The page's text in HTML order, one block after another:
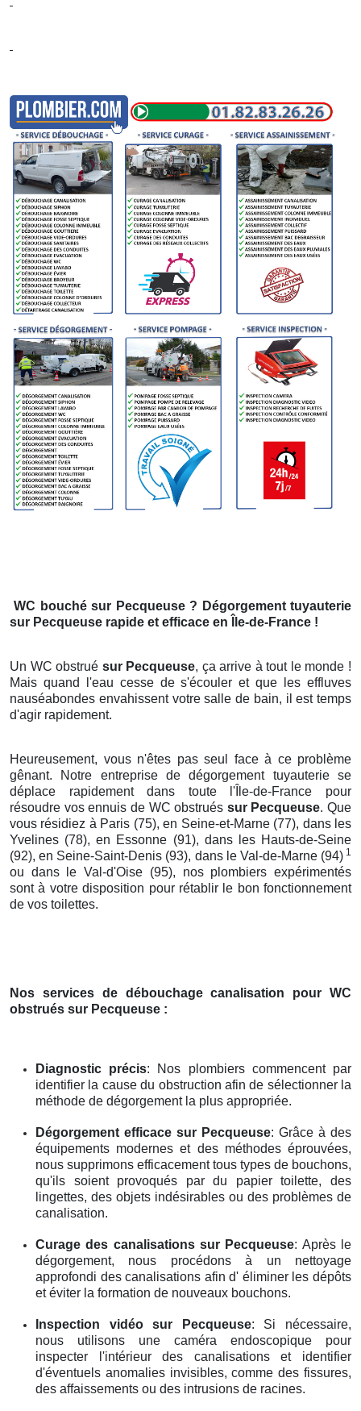
WC bouchésur Pecqueuse ? Dégorgement tuyauterie
sur Pecqueuse rapide et efficace en Île-de-France !
Un WC obstrué sur Pecqueuse, ça arrive à tout le monde !
Mais quand l'eau cesse de s'écouler et que les effluves
nauséabondes envahissent votre salle de bain, il est temps
d'agir rapidement.
Heureusement, vous n'êtes pas seul face à ce problème
gênant. Notre entreprise de dégorgement tuyauterie se
déplace rapidement dans toute l'Île-de-France pour
résoudre vos ennuis de WC obstrués sur Pecqueuse. Que
vous résidiez à Paris (75), en Seine-et-Marne (77), dans les
Yvelines (78), en Essonne (91), dans les Hauts-de-Seine
(92), en Seine-Saint-Denis (93), dans le Val-de-Marne (94)1
ou dans le Val-d'Oise (95), nos plombiers expérimentés
sont à votre disposition pour rétablir le bon fonctionnement
de vos toilettes.
Nos services de débouchage canalisation pour WC
obstrués sur Pecqueuse :
Diagnostic précis: Nos plombiers commencent par
identifier la cause du obstruction afin de sélectionner la
méthode de dégorgement la plus appropriée.
Dégorgement efficace sur Pecqueuse: Grâce à des
équipements modernes et des méthodes éprouvées,
nous supprimons efficacement tous types de bouchons,
qu'ils soient provoqués par du papier toilette, des
lingettes, des objets indésirables ou des problèmes de
canalisation.
Curage des canalisations sur Pecqueuse: Après le
dégorgement, nous procédons à un nettoyage
approfondi des canalisations afin d' éliminer les dépôts
et éviter la formation de nouveaux bouchons.
Inspection vidéosur Pecqueuse: Si nécessaire,
nous utilisons une caméra endoscopique pour
inspecter l'intérieur des canalisations et identifier
d'éventuels anomalies invisibles, comme des fissures,
des affaissements ou des intrusions de racines.